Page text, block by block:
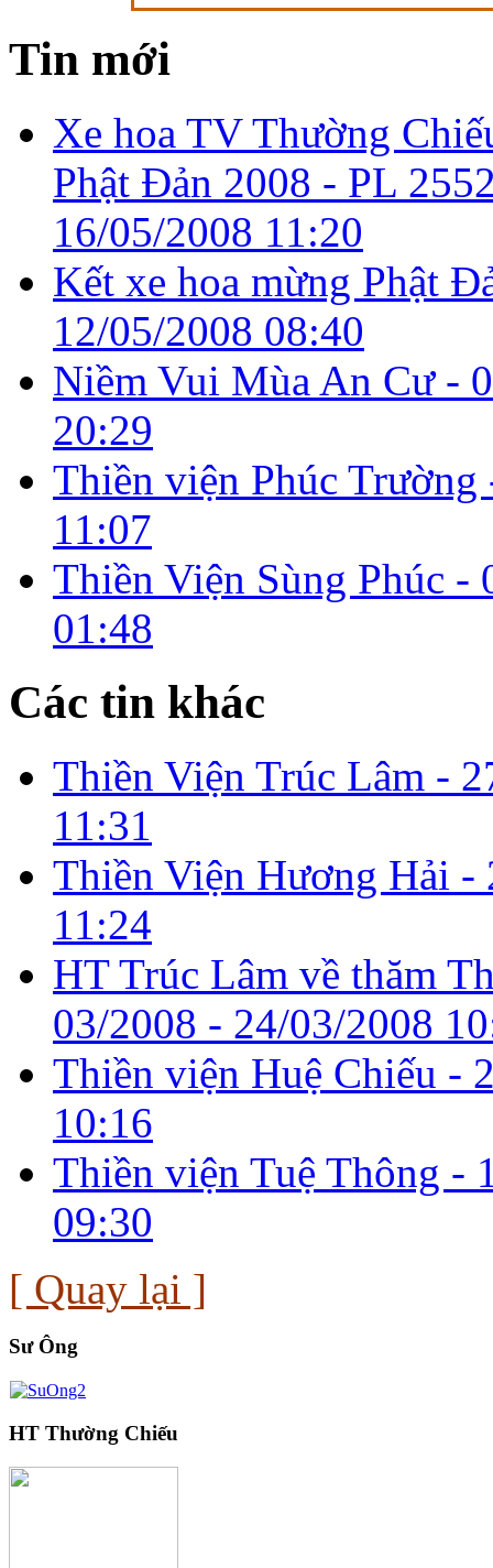
Tin mới
Xe hoa TV Thường
Phật Đản 2008 - PL
16/05/2008 11:20
Kết xe hoa mừng Phật
12/05/2008 08:40
Niềm Vui Mùa An Cư -
20:29
Thiền viện Phúc
11:07
Thiền Viện Sùng Phúc -
01:48
Các tin khác
Thiền Viện Trúc Lâm -
11:31
Thiền Viện Hương Hải -
11:24
HT Trúc Lâm về thăm
03/2008 - 24/03/2008
Thiền viện Huệ Chiếu -
10:16
Thiền viện Tuệ Thông -
09:30
[ Quay lại ]
Sư Ông
HT Thường Chiếu